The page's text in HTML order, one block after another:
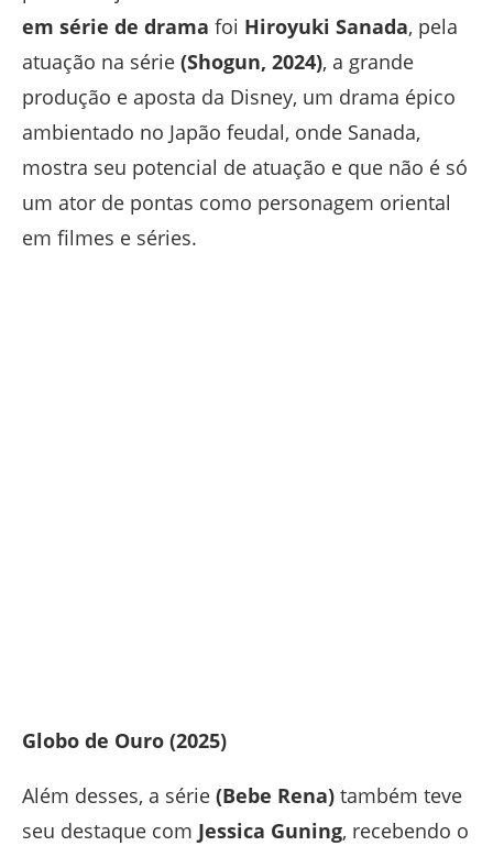
em série de drama foi Hiroyuki Sanada, pela
atuação na série (Shogun, 2024), a grande
produção e aposta da Disney, um drama épico
ambientado no Japão feudal, onde Sanada,
mostra seu potencial de atuação e que não é só
um ator de pontas como personagem oriental
em filmes e séries.
Globo de Ouro (2025)
Além desses, a série (Bebe Rena) também teve
seu destaque com Jessica Guning, recebendo o